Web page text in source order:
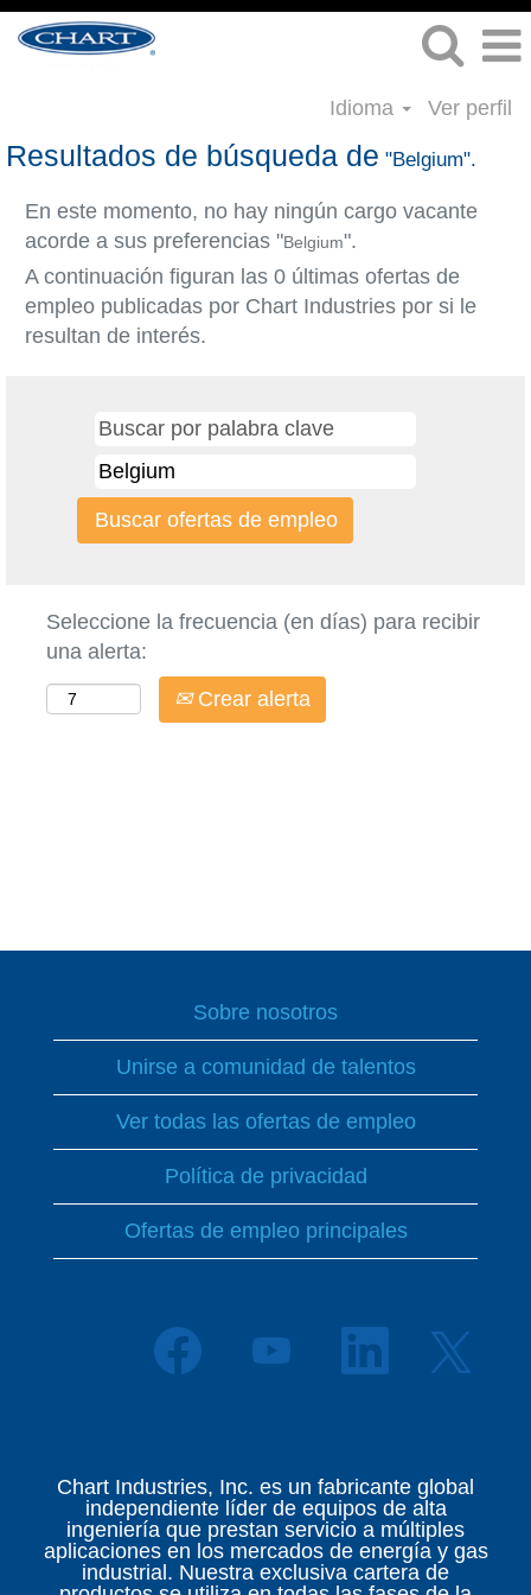
Idioma Ver perfil
Resultados de búsqueda de "Belgium".
En este momento, no hay ningún cargo vacante
acorde a sus preferencias "Belgium".
A continuación figuran las 0 últimas ofertas de
empleo publicadas por Chart Industries por si le
resultan de interés.
Seleccione la frecuencia (en días) para recibir
una alerta:
Crear alerta
Sobre nosotros
Unirse a comunidad de talentos
Ver todas las ofertas de empleo
Política de privacidad
Ofertas de empleo principales
S
e
n
u
n
a
p
e
n
u
n
a
p
e
S
a
n
u
n
a
p
e
S
e
n
u
n
a
p
Chart Industries, Inc. es un fabricante global
independiente líder de equipos de alta
ingeniería que prestan servicio a múltiples
aplicaciones en los mercados de energía y gas
industrial. Nuestra exclusiva cartera de